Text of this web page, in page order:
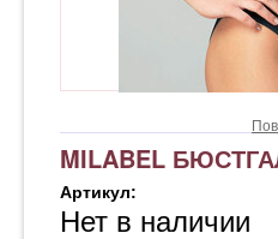
MILABEL
Артикул:
Нет в наличии